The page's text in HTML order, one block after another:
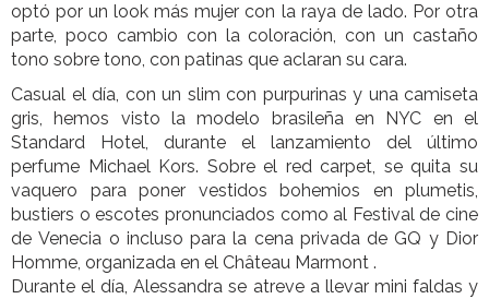
optó por un look más mujer con la raya de lado. Por otra
parte, poco cambio con la coloración, con un castaño
tono sobre tono, con patinas que aclaran su cara.
Casual el día, con un slim con purpurinas y una camiseta
gris, hemos visto la modelo brasileña en NYC en el
Standard Hotel, durante el lanzamiento del último
perfume Michael Kors. Sobre el red carpet, se quita su
vaquero para poner vestidos bohemios en plumetis,
bustiers o escotes pronunciados como al Festival de cine
de Venecia o incluso para la cena privada de GQ y Dior
Homme, organizada en el Château Marmont .
Durante el día, Alessandra se atreve a llevar mini faldas y